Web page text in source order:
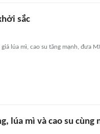
sắc
lúa mì, cao su tăng mạnh, đưa
lúa mì và cao su cùng